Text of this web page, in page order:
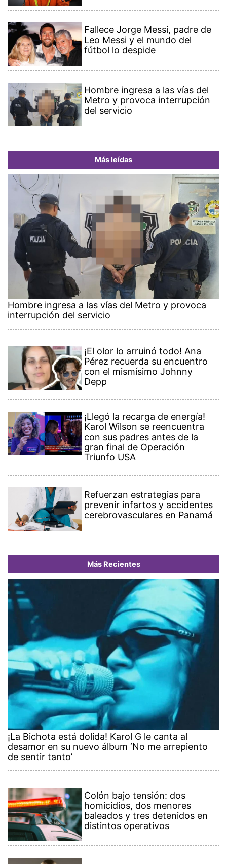
Fallece Jorge Messi, padre de
Leo Messi y el mundo del
fútbol lo despide
Hombre ingresa a las vías del
Metro y provoca interrupción
del servicio
Más leídas
Hombre ingresa a las vías del Metro y provoca
interrupción del servicio
¡El olor lo arruinó todo! Ana
Pérez recuerda su encuentro
con el mismísimo Johnny
Depp
¡Llegó la recarga de energía!
Karol Wilson se reencuentra
con sus padres antes de la
gran final de Operación
Triunfo USA
Refuerzan estrategias para
prevenir infartos y accidentes
cerebrovasculares en Panamá
Más Recientes
¡La Bichota está dolida! Karol G le canta al
desamor en su nuevo álbum ‘No me arrepiento
de sentir tanto’
Colón bajo tensión: dos
homicidios, dos menores
baleados y tres detenidos en
distintos operativos